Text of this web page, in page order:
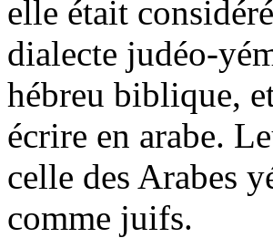
elle était
dialecte judéo-
hébreu biblique,
écrire en arabe.
celle des Arabes
comme juifs.